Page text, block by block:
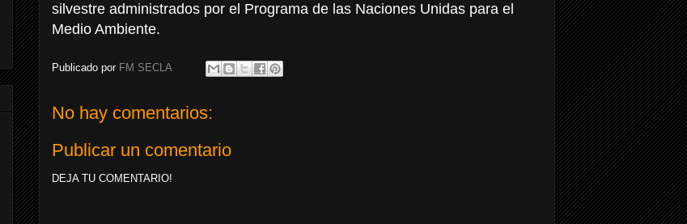
silvestre administrados por el Programa de las Naciones Unidas para el
Medio Ambiente.
Publicado por FM SECLA
No hay comentarios:
Publicar un comentario
DEJA TU COMENTARIO!